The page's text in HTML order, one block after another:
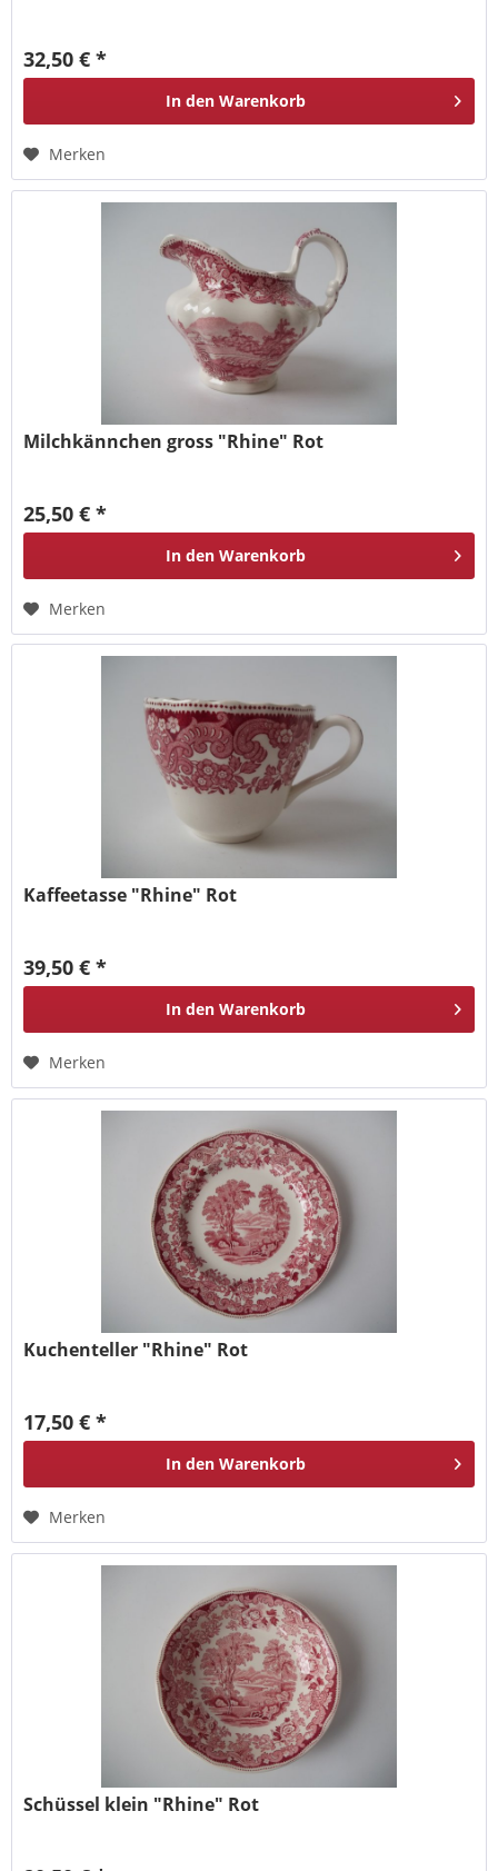
32,50 € *
In den Warenkorb
Merken
Milchkännchen gross "Rhine" Rot
25,50 € *
In den Warenkorb
Merken
Kaffeetasse "Rhine" Rot
39,50 € *
In den Warenkorb
Merken
Kuchenteller "Rhine" Rot
17,50 € *
In den Warenkorb
Merken
Schüssel klein "Rhine" Rot